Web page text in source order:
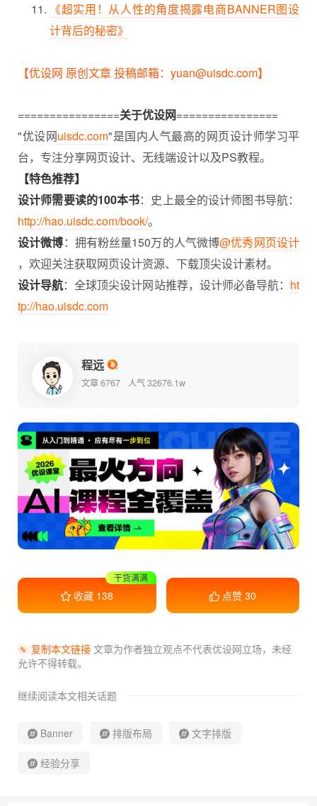
《超实用！从人性的角度揭露电商BANNER图设
计背后的秘密》
【优设网 原创文章 投稿邮箱：yuan@uisdc.com】
================关于优设网================
"优设网uisdc.com"是国内人气最高的网页设计师学习平
台，专注分享网页设计、无线端设计以及PS教程。
【特色推荐】
设计师需要读的100本书：史上最全的设计师图书导航：
http://hao.uisdc.com/book/。
设计微博：拥有粉丝量150万的人气微博@优秀网页设计
，欢迎关注获取网页设计资源、下载顶尖设计素材。
设计导航：全球顶尖设计网站推荐，设计师必备导航： ht
tp://hao.uisdc.com
程远
文章 6767 人气 32676.1w
收藏 138
干货满满
点赞 30
复制本文链接文章为作者独立观点不代表优设网立场， 未经
允许不得转载。
继续阅读本文相关话题
Banner 排版布局 文字排版
经验分享